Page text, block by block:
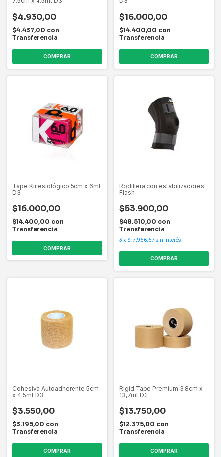
$4.930,00
$4.437,00 con
Transferencia
$16.000,00
$14.400,00 con
Transferencia
Tape Kinesiológico 5cm x 6mt
D3
$16.000,00
$14.400,00 con
Transferencia
Rodillera con estabilizadores
Flash
$53.900,00
$48.510,00 con
Transferencia
3 x $17.966,67 sin interés
COMPRAR
Cohesiva Autoadherente 5cm
x 4.5mt D3
$3.550,00
$3.195,00 con
Transferencia
Rigid Tape Premium 3.8cm x
13,7mt D3
$13.750,00
$12.375,00 con
Transferencia